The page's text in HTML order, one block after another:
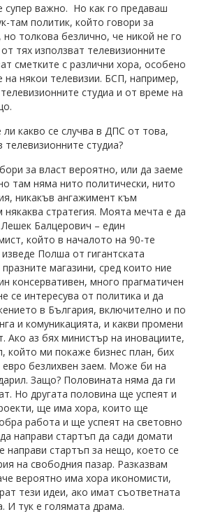
супер важно. Но как го предаваш
там политик, който говори за
толкова безлично, че никой не го
тях използват телевизионните
сметките с различни хора, особено
на някои телевизии. БСП, например,
студиа и от време на
какво се случва в ДПС от това,
студиа?
за власт вероятно, или да заеме
там няма нито политически, нито
никакъв ангажимент към
стратегия. Моята мечта е да
Балцерович – един
който в началото на 90-те
Полша от гигантската
магазини, сред които ние
консервативен, много прагматичен
се интересува от политика и да
в България, включително и по
и комуникацията, и какви промени
Ако аз бях министър на иновациите,
който ми покаже бизнес план, бих
евро безлихвен заем. Може би на
Защо? Половината няма да ги
Но другата половина ще успеят и
ще има хора, които ще
работа и ще успеят на световно
направи стартъп да сади домати
направи стартъп за нещо, което се
на свободния пазар. Разказвам
вероятно има хора икономисти,
тези идеи, ако имат съответната
И тук е голямата драма.